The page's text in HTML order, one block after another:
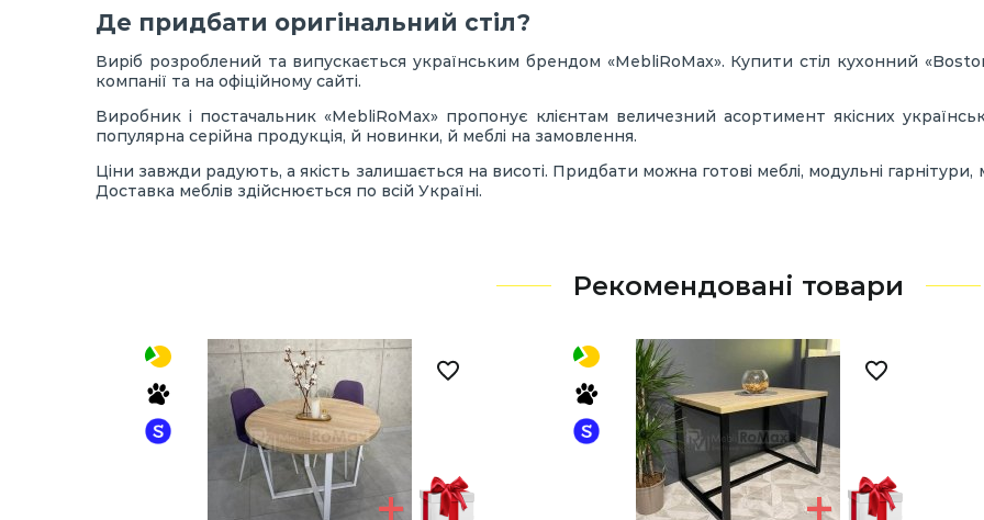
Де придбати оригінальний стіл?
Виріб розроблений та випускається українським брендом «MebliRoMax». Купити стіл кухонний
компанії та на офіційному сайті.
Виробник і постачальник «MebliRoMax» пропонує клієнтам величезний асортимент якісних
популярна серійна продукція, й новинки, й меблі на замовлення.
Ціни завжди радують, а якість залишається на висоті. Придбати можна готові меблі, модульні
Доставка меблів здійснюється по всій Україні.
Рекомендовані товари